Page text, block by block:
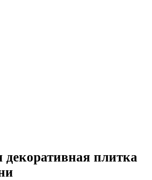
декоративная плитка